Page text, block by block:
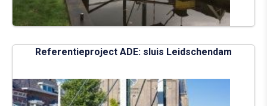
Referentieproject ADE: sluis Leidschendam